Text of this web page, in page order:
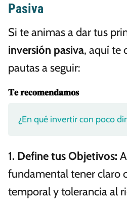
Pasiva
Si te animas a dar tus
inversión pasiva, aquí te
pautas a seguir:
𝐓𝐞 𝐫𝐞𝐜𝐨𝐦𝐞𝐧𝐝𝐚𝐦𝐨𝐬
¿En qué invertir con poco
1. Define tus Objetivos:
fundamental tener claro
temporal y tolerancia al